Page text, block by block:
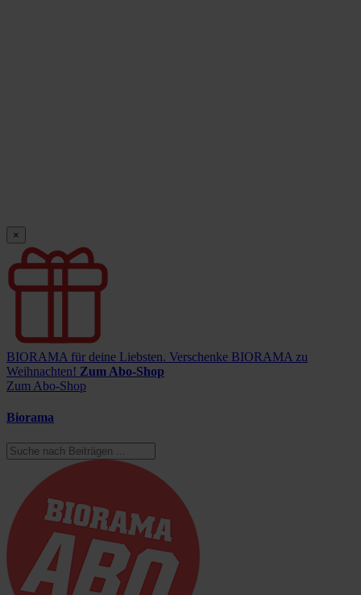
×
BIORAMA für deine Liebsten. Verschenke BIORAMA zu
Weihnachten! Zum Abo-Shop
Zum Abo-Shop
Biorama